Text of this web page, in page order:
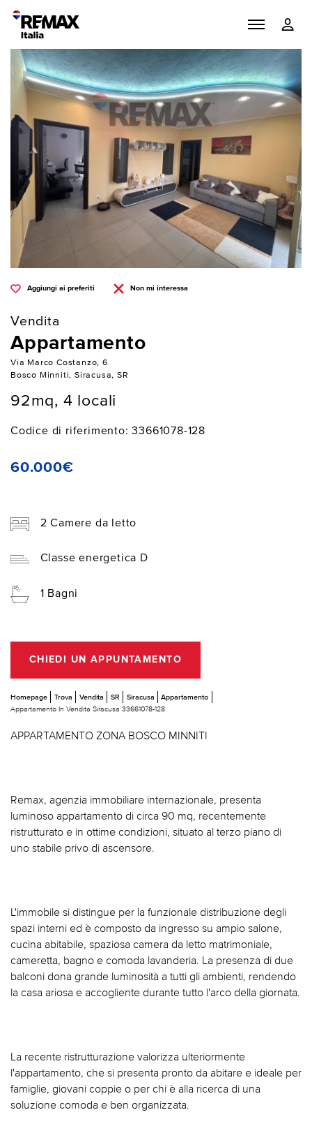
Aggiungi ai preferiti Non mi interessa
Vendita
Appartamento
Via Marco Costanzo, 6
Bosco Minniti, Siracusa, SR
92mq, 4 locali
Codice di riferimento: 33661078-128
60.000€
2 Camere da letto
Classe energetica D
1 Bagni
CHIEDI UN APPUNTAMENTO
Homepage Trova Vendita SR Siracusa
Appartamento
Appartamento In Vendita Siracusa 33661078-128
APPARTAMENTO ZONA BOSCO MINNITI
Remax, agenzia immobiliare internazionale, presenta
luminoso appartamento di circa 90 mq, recentemente
ristrutturato e in ottime condizioni, situato al terzo piano di
uno stabile privo di ascensore.
L'immobile si distingue per la funzionale distribuzione degli
spazi interni ed è composto da ingresso su ampio salone,
cucina abitabile, spaziosa camera da letto matrimoniale,
cameretta, bagno e comoda lavanderia. La presenza di due
balconi dona grande luminosità a tutti gli ambienti, rendendo
la casa ariosa e accogliente durante tutto l'arco della giornata.
La recente ristrutturazione valorizza ulteriormente
l'appartamento, che si presenta pronto da abitare e ideale per
famiglie, giovani coppie o per chi è alla ricerca di una
soluzione comoda e ben organizzata.